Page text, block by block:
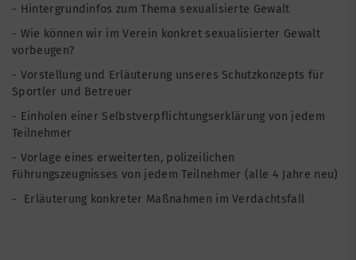
- Hintergrundinfos zum Thema sexualisierte Gewalt
- Wie können wir im Verein konkret sexualisierter Gewalt
vorbeugen?
- Vorstellung und Erläuterung unseres Schutzkonzepts für
Sportler und Betreuer
- Einholen einer Selbstverpflichtungserklärung von jedem
Teilnehmer
- Vorlage eines erweiterten, polizeilichen
Führungszeugnisses von jedem Teilnehmer (alle 4 Jahre neu)
- Erläuterung konkreter Maßnahmen im Verdachtsfall